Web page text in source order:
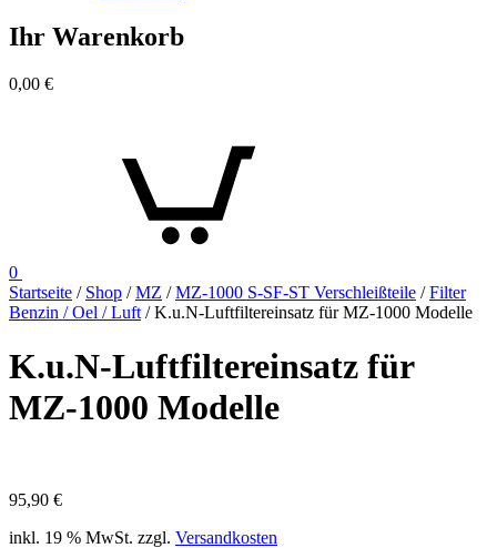
Ihr Warenkorb
0,00 €
0
Startseite / Shop /MZ /MZ-1000 S-SF-ST Verschleißteile /Filter
Benzin / Oel / Luft / K.u.N-Luftfiltereinsatz für MZ-1000 Modelle
K.u.N-Luftfiltereinsatz für
MZ-1000 Modelle
95,90 €
inkl. 19 % MwSt. zzgl. Versandkosten